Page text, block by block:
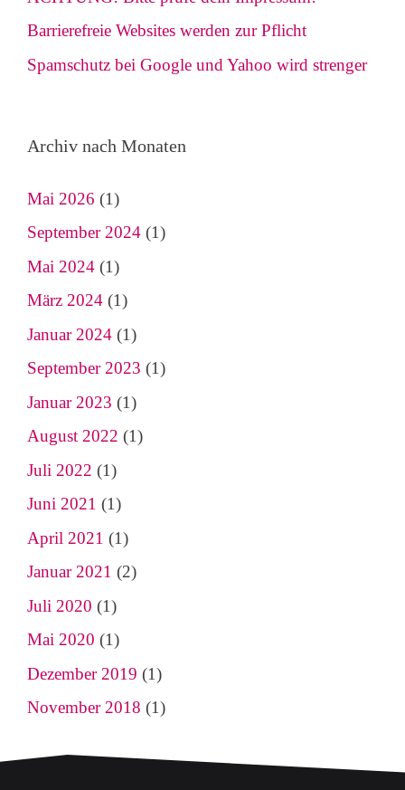
Barrierefreie Websites werden zur Pflicht
Spamschutz bei Google und Yahoo wird strenger
Archiv nach Monaten
Mai 2026 (1)
September 2024 (1)
Mai 2024 (1)
März 2024 (1)
Januar 2024 (1)
September 2023 (1)
Januar 2023 (1)
August 2022 (1)
Juli 2022 (1)
Juni 2021 (1)
April 2021 (1)
Januar 2021 (2)
Juli 2020 (1)
Mai 2020 (1)
Dezember 2019 (1)
November 2018 (1)